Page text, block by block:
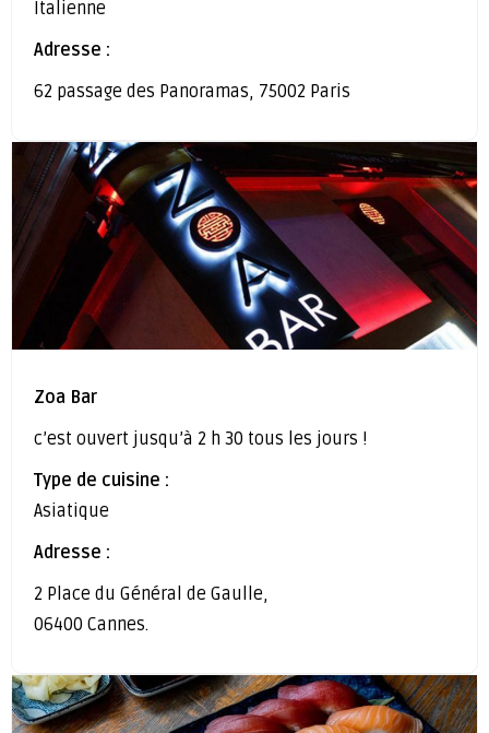
Italienne
Adresse :
62 passage des Panoramas, 75002 Paris
Zoa Bar
c’est ouvert jusqu’à 2 h 30 tous les jours !
Type de cuisine :
Asiatique
Adresse :
2 Place du Général de Gaulle,
06400 Cannes.